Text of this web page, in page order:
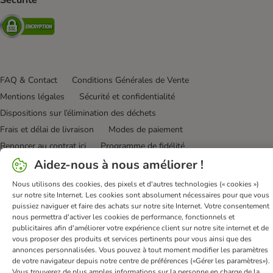
Security
FAQ & Contact
Conditions Générales de Vente
Mentions légales
Sécurité et confidentialité
Dispositions sur l’élimination des déchets
Frais et délai de livraison
Modes de paiement
Renoncer au contrat ici
Programme de fidélité
Application mobile
Programme d'affiliation
Déclaration d'accessibilité
bitiba GmbH 2026
Aidez-nous à nous améliorer !
Nous utilisons des cookies, des pixels et d'autres technologies (« cookies »)
sur notre site Internet. Les cookies sont absolument nécessaires pour que vous
puissiez naviguer et faire des achats sur notre site Internet. Votre consentement
nous permettra d'activer les cookies de performance, fonctionnels et
publicitaires afin d'améliorer votre expérience client sur notre site internet et de
vous proposer des produits et services pertinents pour vous ainsi que des
annonces personnalisées. Vous pouvez à tout moment modifier les paramètres
de votre navigateur depuis notre centre de préférences («Gérer les paramètres»).